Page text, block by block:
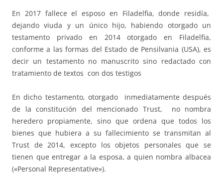
En 2017 fallece el esposo en Filadelfia, donde residía,
dejando viuda y un único hijo, habiendo otorgado un
testamento privado en 2014 otorgado en Filadelfia,
conforme a las formas del Estado de Pensilvania (USA), es
decir un testamento no manuscrito sino redactado con
tratamiento de textos con dos testigos
En dicho testamento, otorgado inmediatamente después
de la constitución del mencionado Trust, no nombra
heredero propiamente, sino que ordena que todos los
bienes que hubiera a su fallecimiento se transmitan al
Trust de 2014, excepto los objetos personales que se
tienen que entregar a la esposa, a quien nombra albacea
(«Personal Representative»).